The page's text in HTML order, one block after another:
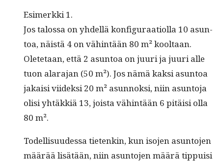
Esimerk­ki 1.
Jos talos­sa on yhdel­lä kon­fig­u­raa­ti­ol­la 10 asun­
toa, näistä 4 on vähin­tään 80 m² kooltaan.
Olete­taan, että 2 asun­toa on juuri ja juuri alle
tuon alara­jan (50 m²). Jos nämä kak­si asun­toa
jakaisi viidek­si 20 m² asun­nok­si, niin asun­to­ja
olisi yhtäkkiä 13, joista vähin­tään 6 pitäisi olla
80 m².
Todel­lisu­udessa tietenkin, kun iso­jen asun­to­jen
määrää lisätään, niin asun­to­jen määrä tip­puisi